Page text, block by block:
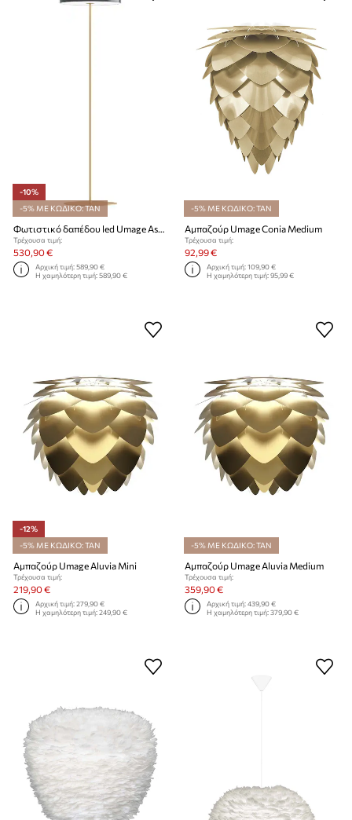
-10%
-5% ΜΕ ΚΩΔΙΚΟ: TAN
Φωτιστικό δαπέδου led Umage Asteria Floor
Τρέχουσα τιμή:
530,90 €
Αρχική τιμή:589,90 €
Η χαμηλότερη τιμή:589,90 €
-5% ΜΕ ΚΩΔΙΚΟ: TAN
Αμπαζούρ Umage Conia Medium
Τρέχουσα τιμή:
92,99 €
Αρχική τιμή:109,90 €
Η χαμηλότερη τιμή:95,99 €
-12%
-5% ΜΕ ΚΩΔΙΚΟ: TAN
Αμπαζούρ Umage Aluvia Mini
Τρέχουσα τιμή:
219,90 €
Αρχική τιμή:279,90 €
Η χαμηλότερη τιμή:249,90 €
-5% ΜΕ ΚΩΔΙΚΟ: TAN
Αμπαζούρ Umage Aluvia Medium
Τρέχουσα τιμή:
359,90 €
Αρχική τιμή:439,90 €
Η χαμηλότερη τιμή:379,90 €